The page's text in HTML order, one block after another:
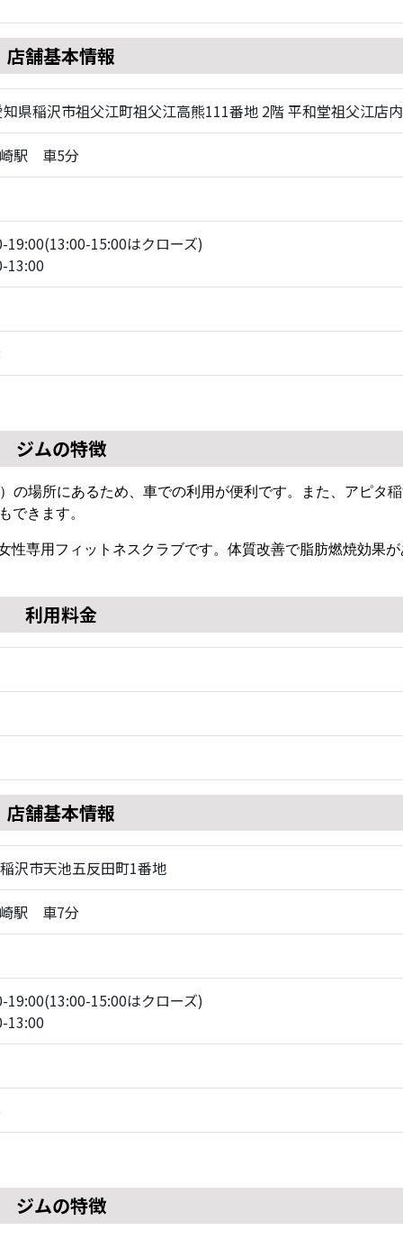
店舗基本情報
県稲沢市祖父江町祖父江高熊111番地 2階 平和堂祖父江店内
駅 車5分
15:00はクローズ)
13:00
ジムの特徴
の場所にあるため、車での利用が便利です。また、アピタ
できます。
性専用フィットネスクラブです。体質改善で脂肪燃焼効果
利用料金
店舗基本情報
沢市天池五反田町1番地
駅 車7分
15:00はクローズ)
13:00
ジムの特徴